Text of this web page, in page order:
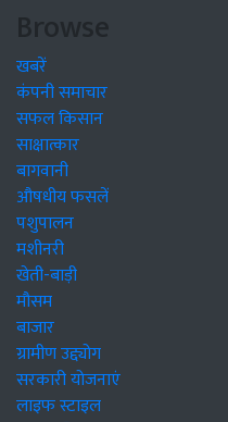
Browse
खबरें
कंपनी समाचार
सफल किसान
साक्षात्कार
बागवानी
औषधीय फसलें
पशुपालन
मशीनरी
खेती-बाड़ी
मौसम
बाजार
ग्रामीण उद्द्योग
सरकारी योजनाएं
लाइफ स्टाइल